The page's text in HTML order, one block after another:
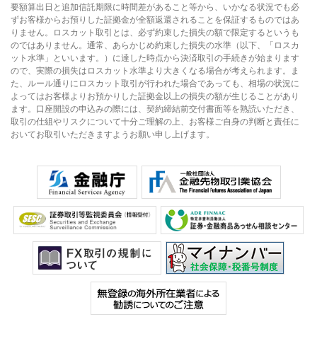
要額算出日と追加信託期限に時間差があること等から、いかなる状況でも必
ずお客様からお預りした証拠金が全額返還されることを保証するものではあ
りません。ロスカット取引とは、必ず約束した損失の額で限定するというも
のではありません。通常、あらかじめ約束した損失の水準（以下、「ロスカ
ット水準」といいます。）に達した時点から決済取引の手続きが始まります
ので、実際の損失はロスカット水準より大きくなる場合が考えられます。ま
た、ルール通りにロスカット取引が行われた場合であっても、相場の状況に
よってはお客様よりお預かりした証拠金以上の損失の額が生じることがあり
ます。口座開設の申込みの際には、契約締結前交付書面等を熟読いただき、
取引の仕組やリスクについて十分ご理解の上、お客様ご自身の判断と責任に
おいてお取引いただきますようお願い申し上げます。